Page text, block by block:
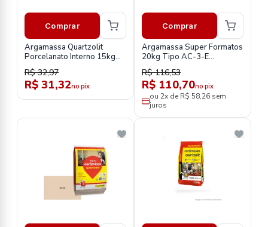
Comprar
Argamassa Quartzolit
Porcelanato Interno 15kg
Piso Sobre Piso Cinza Saco
Plastico
R$ 32,97
R$ 31,32no pix
Comprar
Argamassa Super Formatos
20kg Tipo AC-3-E
Quartzolit
R$ 116,53
R$ 110,70no pix
ou 2x de R$ 58,26 sem
juros